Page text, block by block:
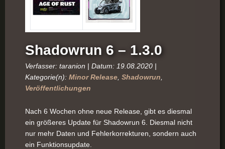
Shadowrun 6 – 1.3.0
Verfasser: taranion | Datum: 19.08.2020 |
Kategorie(n): Minor Release Shadowrun
Veröffentlichungen
Nach 6 Wochen ohne neue Release, gibt es diesmal
ein größeres Update für Shadowrun 6. Diesmal nicht
nur mehr Daten und Fehlerkorrekturen, sondern auch
ein Funktionsupdate.